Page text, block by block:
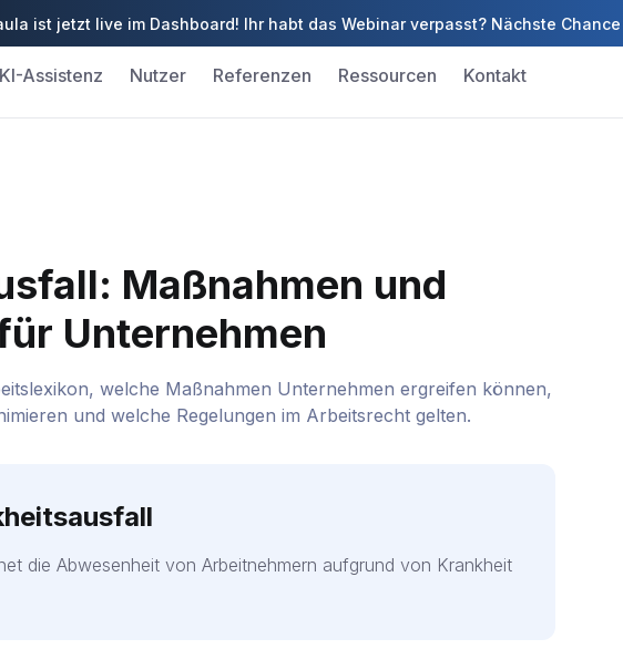
ist jetzt live im Dashboard! Ihr habt das Webinar verpasst? Nächste
KI-Assistenz Nutzer Referenzen Ressourcen Kontakt
Maßnahmen und
Unternehmen
welche Maßnahmen Unternehmen ergreifen können,
und welche Regelungen im Arbeitsrecht gelten.
die Abwesenheit von Arbeitnehmern aufgrund von Krankheit